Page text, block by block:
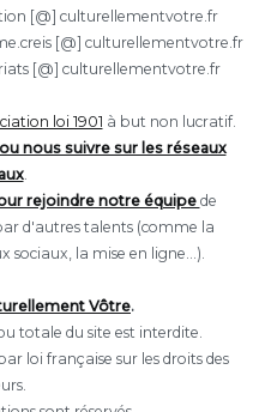
[@] culturellementvotre.fr
[@] culturellementvotre.fr
[@] culturellementvotre.fr
loi 1901 à but non lucratif.
nous suivre sur les réseaux
.
rejoindre notre équipe de
d'autres talents (comme la
sociaux, la mise en ligne...).
Vôtre.
totale du site est interdite.
loi française sur les droits des